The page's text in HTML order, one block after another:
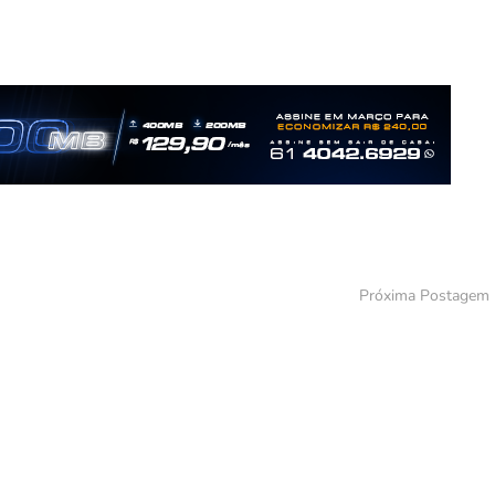
Próxima Postagem